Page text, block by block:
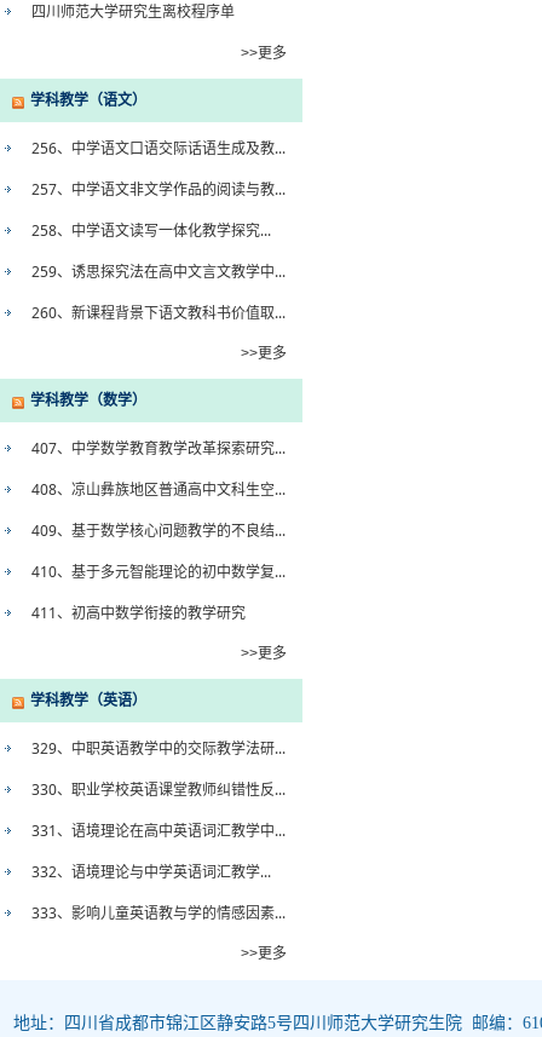
四川师范大学研究生离校程序单
>>更多
学科教学（语文）
256、中学语文口语交际话语生成及教...
257、中学语文非文学作品的阅读与教...
258、中学语文读写一体化教学探究...
259、诱思探究法在高中文言文教学中...
260、新课程背景下语文教科书价值取...
>>更多
学科教学（数学）
407、中学数学教育教学改革探索研究...
408、凉山彝族地区普通高中文科生空...
409、基于数学核心问题教学的不良结...
410、基于多元智能理论的初中数学复...
411、初高中数学衔接的教学研究
>>更多
学科教学（英语）
329、中职英语教学中的交际教学法研...
330、职业学校英语课堂教师纠错性反...
331、语境理论在高中英语词汇教学中...
332、语境理论与中学英语词汇教学...
333、影响儿童英语教与学的情感因素...
>>更多
地址：四川省成都市锦江区静安路5号四川师范大学研究生院 邮编：